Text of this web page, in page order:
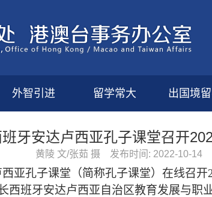
外智引进 留学常大 出国境
牙安达卢西亚孔子课堂召开
黄陵 文/张茹 摄 发布时间: 2022-10-14
亚孔子课堂（简称孔子课堂）在线召开
西班牙安达卢西亚自治区教育发展与职